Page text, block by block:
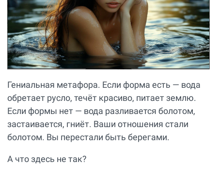
Гениальная метафора. Если форма есть — вода
обретает русло, течёт красиво, питает землю.
Если формы нет — вода разливается болотом,
застаивается, гниёт. Ваши отношения стали
болотом. Вы перестали быть берегами.
А что здесь не так?